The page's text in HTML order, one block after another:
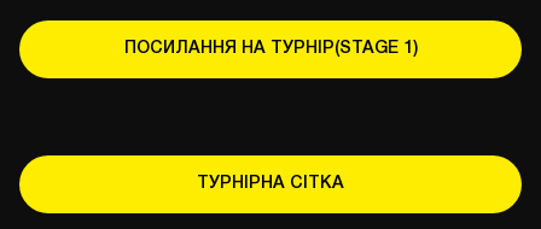
ПОСИЛАННЯ НА ТУРНІР(STAGE 1)
ТУРНІРНА СІТКА